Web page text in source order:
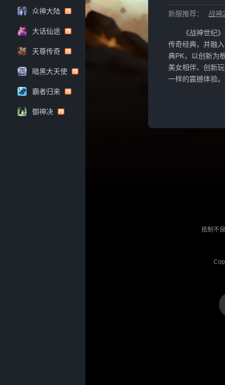
新服推荐： 战神
《战神世纪
传奇经典，并融
典PK，以创新为
美女相伴、创新
一样的震撼体验。
众神大陆
大话仙途
天尊传奇
暗黑大天使
霸者归来
御神决
抵制不